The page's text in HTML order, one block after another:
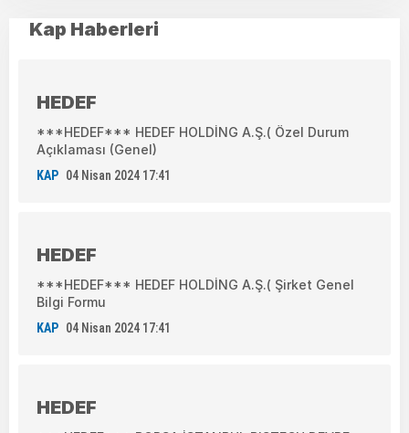
Kap Haberleri
HEDEF
***HEDEF*** HEDEF HOLDİNG A.Ş.( Özel Durum
Açıklaması (Genel)
KAP 04 Nisan 2024 17:41
HEDEF
***HEDEF*** HEDEF HOLDİNG A.Ş.( Şirket Genel
Bilgi Formu
KAP 04 Nisan 2024 17:41
HEDEF